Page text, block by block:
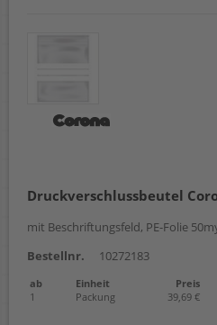
Druckverschlussbeutel
mit Beschriftungsfeld, PE-Folie
Bestellnr.
10272183
ab Einheit
Preis
1
Packung 39,69 €